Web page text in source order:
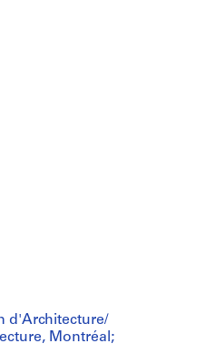
d'Architecture/
Montréal;